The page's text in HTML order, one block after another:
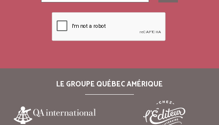
LE GROUPE QUÉBEC AMÉRIQUE